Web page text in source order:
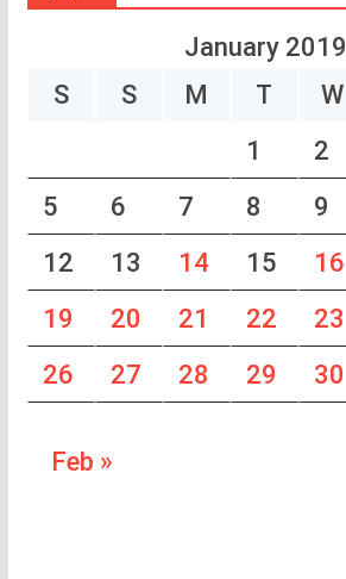
January 2019
S
S M T W
1
2
5
6 7 8 9
12
13 14 15 16
19
20 21 22 23
26
27 28 29 30
Feb »